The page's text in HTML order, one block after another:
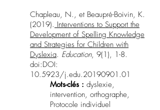
Chapleau, N., et Beaupré-Boivin, K.
(2019). Interventions to Support the
Development of Spelling Knowledge
and Strategies for Children with
Dyslexia. Education, 9(1), 1-8.
doi:DOI:
10.5923/j.edu.20190901.01
Mots-clés : dyslexie,
intervention, orthographe,
Protocole individuel